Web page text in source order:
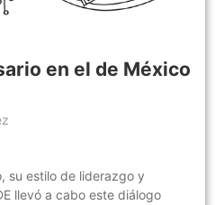
en el de México
su estilo de liderazgo y
llevó a cabo este diálogo